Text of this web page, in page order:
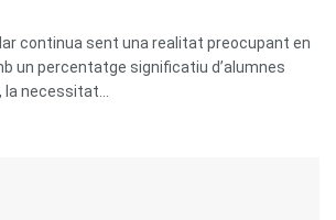
continua sent una realitat preocupant en
un percentatge significatiu d’alumnes
necessitat...